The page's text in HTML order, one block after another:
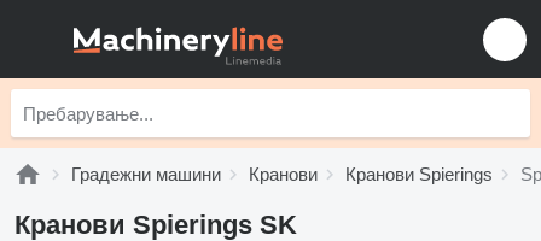
Градежни машини Кранови Кранови Spierings
Кранови Spierings SK